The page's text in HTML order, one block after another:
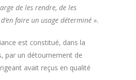
de les rendre, de les
faire un usage déterminé ».
est constitué, dans la
par un détournement de
avait reçus en qualité